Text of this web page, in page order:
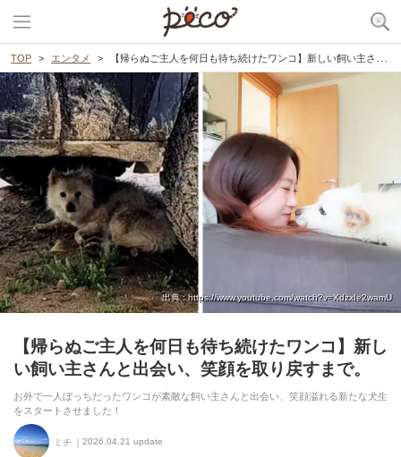
TOP エンタメ 【帰らぬご主人を何日も待ち続けたワンコ】新しい飼い主さんと出会い、笑顔を取り戻すまで。
出典 : https://www.youtube.com/watch?v=XdzxIe2wamU
【帰らぬご主人を何日も待ち続けたワンコ】新し
い飼い主さんと出会い、笑顔を取り戻すまで。
お外で一人ぼっちだったワンコが素敵な飼い主さんと出会い、笑顔溢れる新たな犬生
をスタートさせました！
ミチ 2026.04.21 update